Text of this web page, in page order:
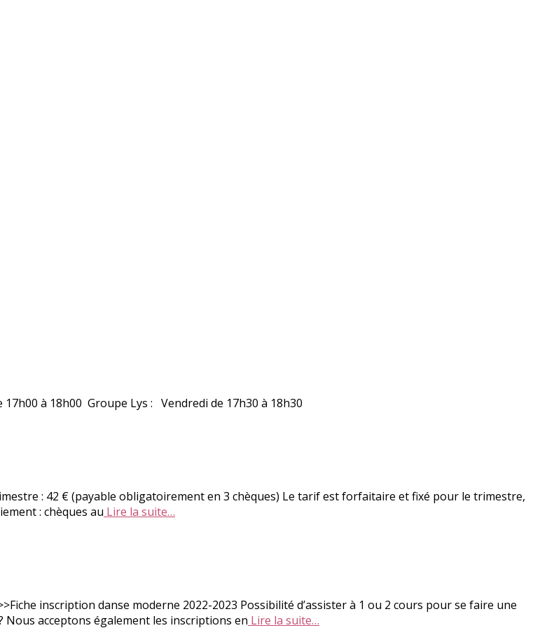
à 18h00 Groupe Lys : Vendredi de 17h30 à 18h30
: 42 € (payable obligatoirement en 3 chèques) Le tarif est forfaitaire et fixé pour le trimestre,
: chèques au Lire la suite…
inscription danse moderne 2022-2023 Possibilité d’assister à 1 ou 2 cours pour se faire une
Nous acceptons également les inscriptions en Lire la suite…